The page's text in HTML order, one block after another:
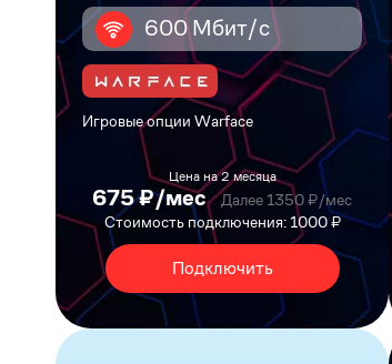
600 Мбит/с
Игровые опции Warface
Цена на 2 месяца
675 ₽/мес
Далее 1350 ₽/мес
Стоимость подключения: 1000 ₽
Подключить